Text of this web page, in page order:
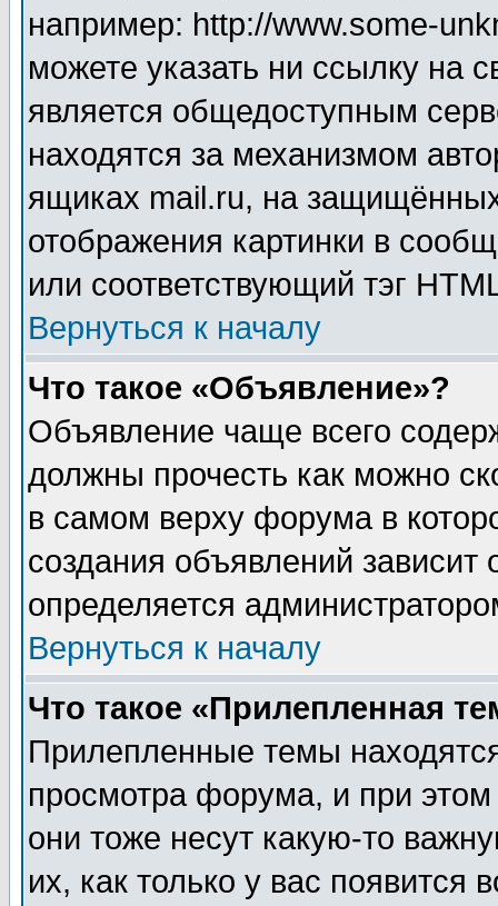
например: http://www.some-
можете указать ни ссылку на
является общедоступным
находятся за механизмом
ящиках mail.ru, на
отображения картинки в
или соответствующий тэг
Вернуться к началу
Что такое «Объявление»?
Объявление чаще всего
должны прочесть как можно
в самом верху форума в
создания объявлений зависит
определяется
Вернуться к началу
Что такое «Прилепленная
Прилепленные темы
просмотра форума, и при
они тоже несут какую-то
их, как только у вас появится